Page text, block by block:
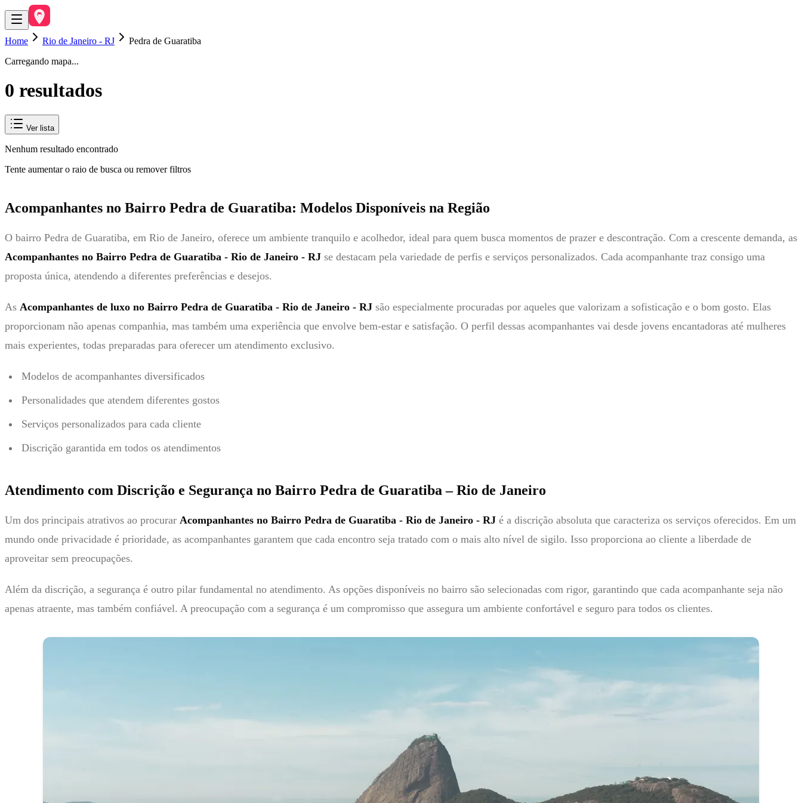
Home Rio de Janeiro - RJ
Pedra de Guaratiba
Carregando mapa...
0 resultados
Ver lista
Nenhum resultado encontrado
Tente aumentar o raio de busca ou remover filtros
Acompanhantes no Bairro Pedra de Guaratiba: Modelos Disponíveis na Região
O bairro Pedra de Guaratiba, em Rio de Janeiro, oferece um ambiente tranquilo e acolhedor, ideal para quem busca momentos de prazer e descontração. Com a crescente demanda, as
Acompanhantes no Bairro Pedra de Guaratiba - Rio de Janeiro - RJ se destacam pela variedade de perfis e serviços personalizados. Cada acompanhante traz consigo uma
proposta única, atendendo a diferentes preferências e desejos.
As Acompanhantes de luxo no Bairro Pedra de Guaratiba - Rio de Janeiro - RJ são especialmente procuradas por aqueles que valorizam a sofisticação e o bom gosto. Elas
proporcionam não apenas companhia, mas também uma experiência que envolve bem-estar e satisfação. O perfil dessas acompanhantes vai desde jovens encantadoras até mulheres
mais experientes, todas preparadas para oferecer um atendimento exclusivo.
Modelos de acompanhantes diversificados
Personalidades que atendem diferentes gostos
Serviços personalizados para cada cliente
Discrição garantida em todos os atendimentos
Atendimento com Discrição e Segurança no Bairro Pedra de Guaratiba – Rio de Janeiro
Um dos principais atrativos ao procurar Acompanhantes no Bairro Pedra de Guaratiba - Rio de Janeiro - RJ é a discrição absoluta que caracteriza os serviços oferecidos. Em um
mundo onde privacidade é prioridade, as acompanhantes garantem que cada encontro seja tratado com o mais alto nível de sigilo. Isso proporciona ao cliente a liberdade de
aproveitar sem preocupações.
Além da discrição, a segurança é outro pilar fundamental no atendimento. As opções disponíveis no bairro são selecionadas com rigor, garantindo que cada acompanhante seja não
apenas atraente, mas também confiável. A preocupação com a segurança é um compromisso que assegura um ambiente confortável e seguro para todos os clientes.